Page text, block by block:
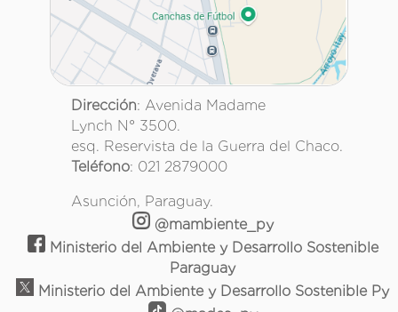
Dirección: Avenida Madame
Lynch N° 3500.
esq. Reservista de la Guerra del Chaco.
Teléfono: 021 2879000
Asunción, Paraguay.
@mambiente_py
Ministerio del Ambiente y Desarrollo Sostenible
Paraguay
Ministerio del Ambiente y Desarrollo Sostenible Py